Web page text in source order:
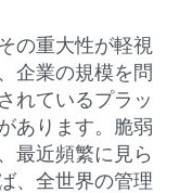
の重大性が軽視
企業の規模を問
れているプラッ
あります。脆弱
最近頻繁に見ら
、全世界の管理